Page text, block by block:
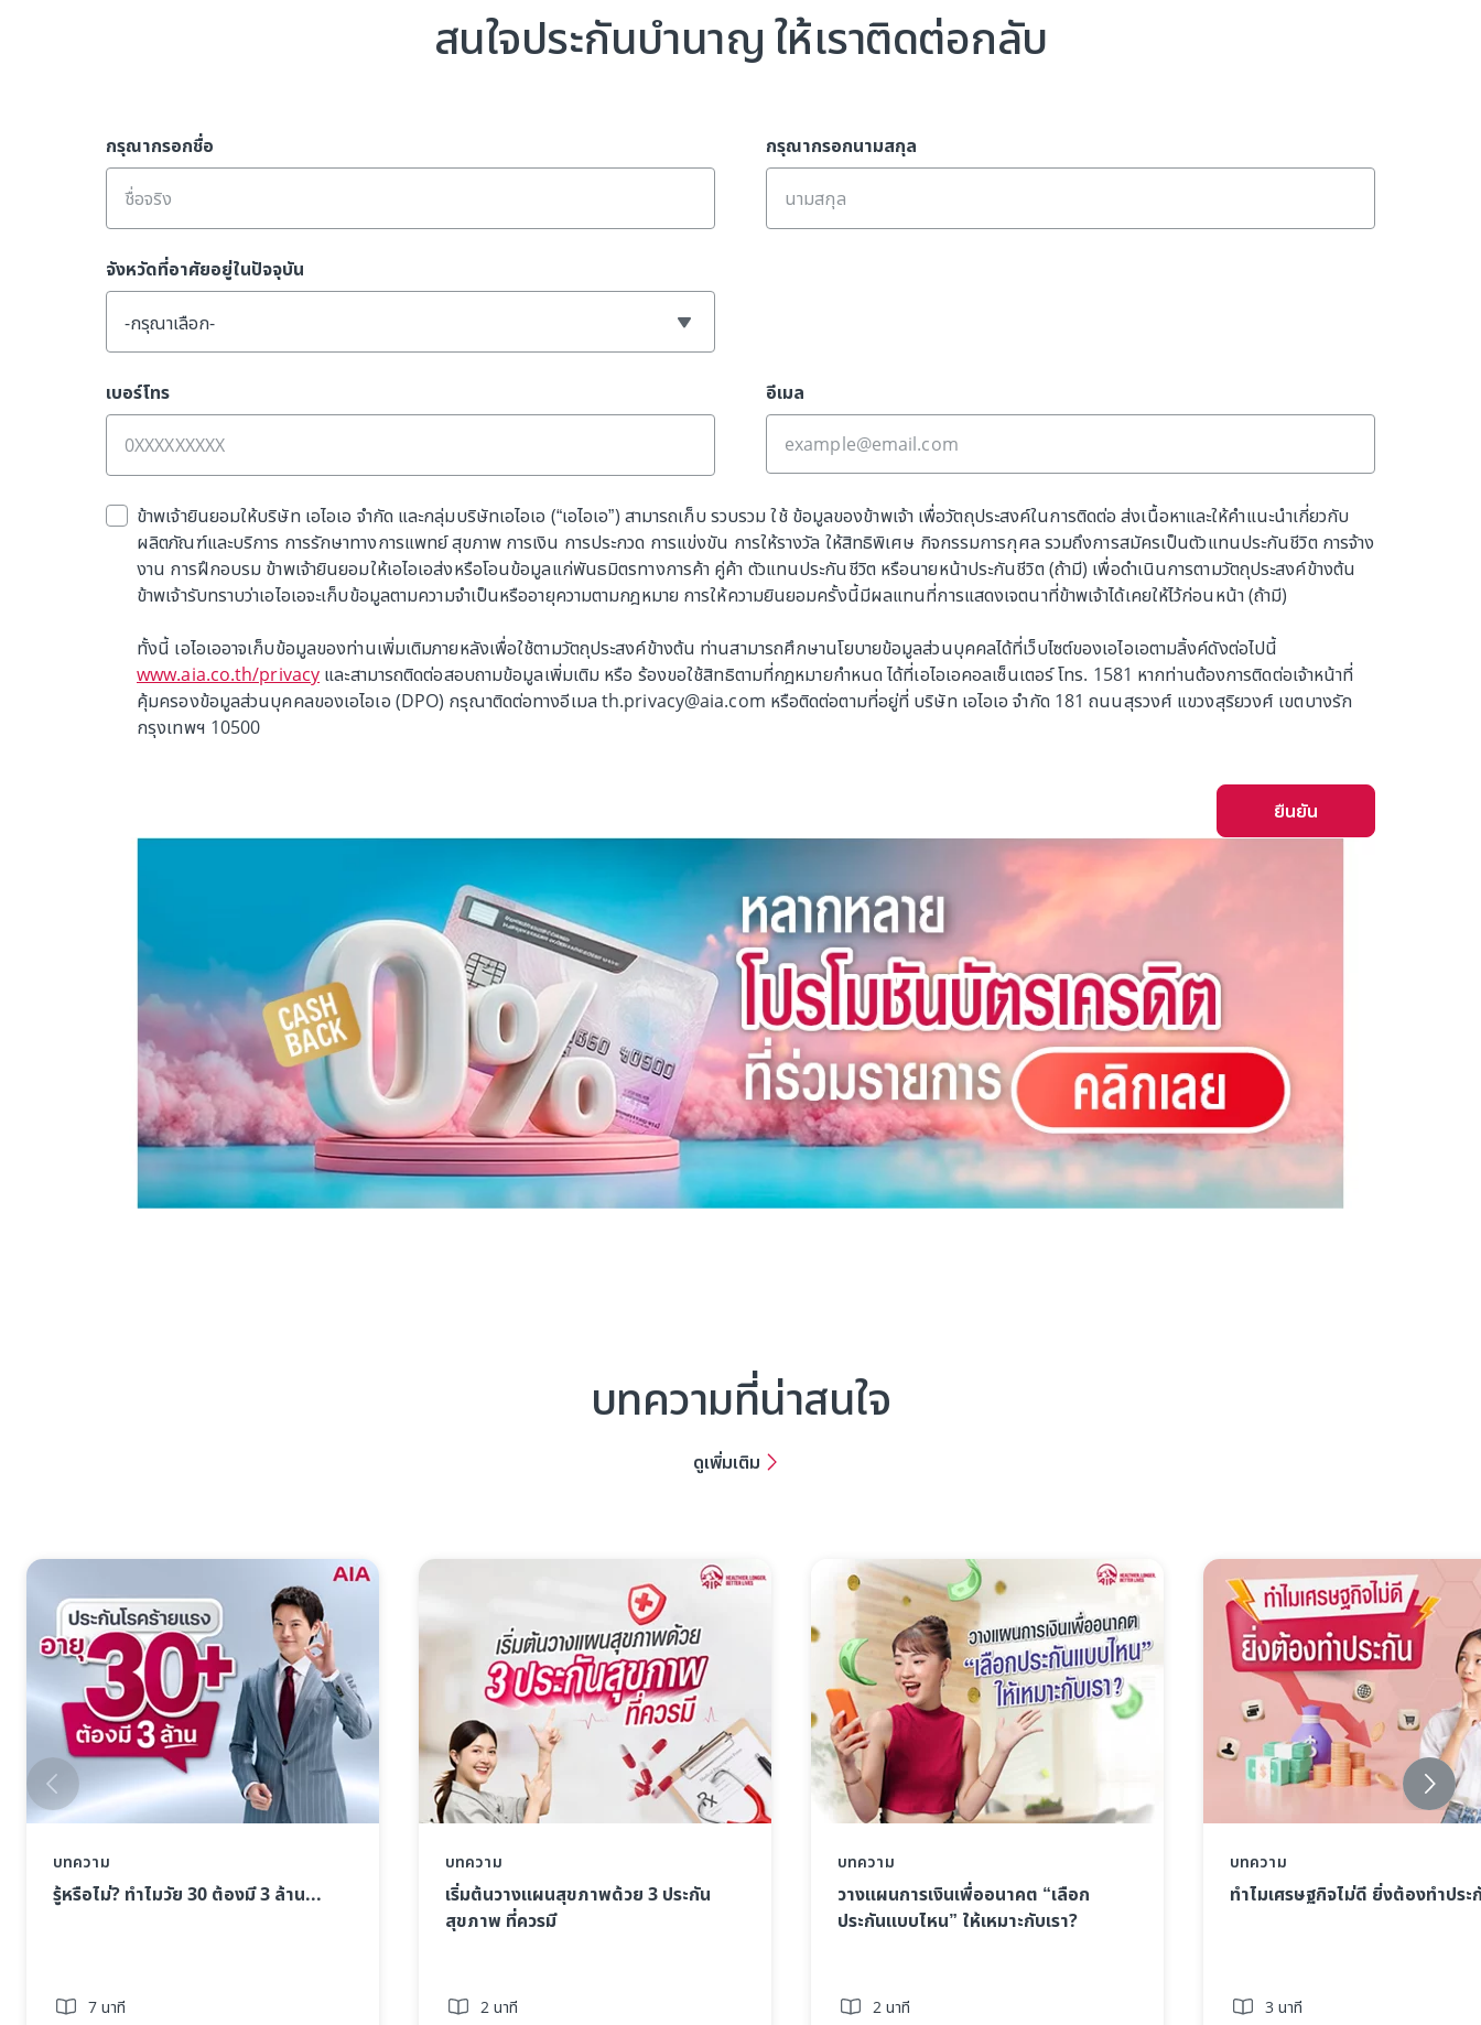
สนใจประกันบำนาญ ให้เราติดต่อกลับ​
กรุณากรอกชื่อ กรุณากรอกนามสกุล
จังหวัดที่อาศัยอยู่ในปัจจุบัน
-กรุณาเลือก-
เบอร์โทร อีเมล
ข้าพเจ้ายินยอมให้บริษัท เอไอเอ จำกัด และกลุ่มบริษัทเอไอเอ (“เอไอเอ”) สามารถเก็บ รวบรวม ใช้ ข้อมูลของข้าพเจ้า เพื่อวัตถุประสงค์ในการติดต่อ ส่งเนื้อหาและให้คำแนะนำเกี่ยวกับ
ผลิตภัณฑ์และบริการ การรักษาทางการแพทย์ สุขภาพ การเงิน การประกวด การแข่งขัน การให้รางวัล ให้สิทธิพิเศษ กิจกรรมการกุศล รวมถึงการสมัครเป็นตัวแทนประกันชีวิต การจ้าง
งาน การฝึกอบรม ข้าพเจ้ายินยอมให้เอไอเอส่งหรือโอนข้อมูลแก่พันธมิตรทางการค้า คู่ค้า ตัวแทนประกันชีวิต หรือนายหน้าประกันชีวิต (ถ้ามี) เพื่อดำเนินการตามวัตถุประสงค์ข้างต้น
ข้าพเจ้ารับทราบว่าเอไอเอจะเก็บข้อมูลตามความจำเป็นหรืออายุความตามกฎหมาย การให้ความยินยอมครั้งนี้มีผลแทนที่การแสดงเจตนาที่ข้าพเจ้าได้เคยให้ไว้ก่อนหน้า (ถ้ามี)
ทั้งนี้ เอไอเออาจเก็บข้อมูลของท่านเพิ่มเติมภายหลังเพื่อใช้ตามวัตถุประสงค์ข้างต้น ท่านสามารถศึกษานโยบายข้อมูลส่วนบุคคลได้ที่เว็บไซต์ของเอไอเอตามลิ้งค์ดังต่อไปนี้
www.aia.co.th/privacy และสามารถติดต่อสอบถามข้อมูลเพิ่มเติม หรือ ร้องขอใช้สิทธิตามที่กฎหมายกำหนด ได้ที่เอไอเอคอลเซ็นเตอร์ โทร. 1581 หากท่านต้องการติดต่อเจ้าหน้าที่
คุ้มครองข้อมูลส่วนบุคคลของเอไอเอ (DPO) กรุณาติดต่อทางอีเมล th.privacy@aia.com หรือติดต่อตามที่อยู่ที่ บริษัท เอไอเอ จำกัด 181 ถนนสุรวงศ์ แขวงสุริยวงศ์ เขตบางรัก
กรุงเทพฯ 10500
ยืนยัน
บทความที่น่าสนใจ
ดูเพิ่มเติม
บทความ
รู้หรือไม่? ทำไมวัย 30 ต้องมี 3 ล้าน... ​
7 นาที
บทความ
เริ่มต้นวางแผนสุขภาพด้วย 3 ประกัน
สุขภาพ ที่ควรมี
2 นาที
บทความ
วางแผนการเงินเพื่ออนาคต “เลือก
ประกันแบบไหน” ให้เหมาะกับเรา?
2 นาที
บทความ
ทำไมเศรษฐกิจไม่ดี ยิ่งต้องทำประ
3 นาที